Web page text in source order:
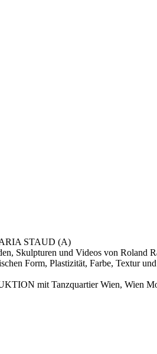
STAUD (A)
Skulpturen und Videos von Roland
Form, Plastizität, Farbe, Textur
mit Tanzquartier Wien, Wien